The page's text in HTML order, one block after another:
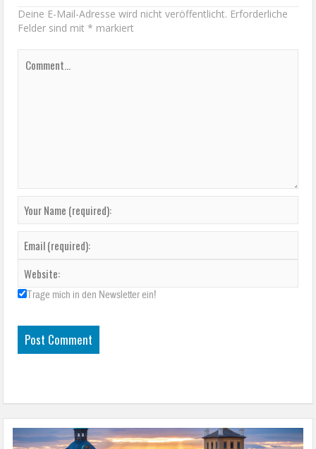
Deine E-Mail-Adresse wird nicht veröffentlicht. Erforderliche
Felder sind mit* markiert
Trage mich in den Newsletter ein!